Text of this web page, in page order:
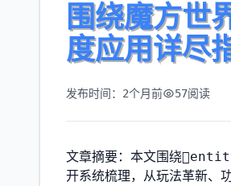
围绕魔方世
度应用详尽
发布时间：2个月前 57阅读
文章摘要：本文围绕
开系统梳理，从玩法革新、